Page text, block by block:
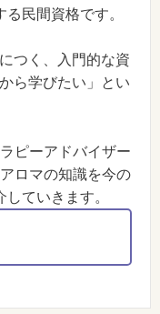
民間資格です。
つく、入門的な資
ら学びたい」とい
ピーアドバイザー
ロマの知識を今の
ていきます。